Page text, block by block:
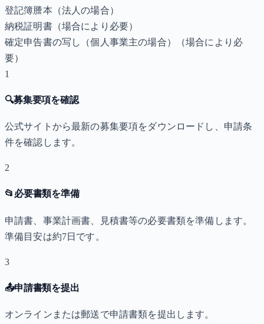
登記簿謄本（法人の場合）
納税証明書（場合により必要）
確定申告書の写し（個人事業主の場合）
（場合により必
要）
1
🔍募集要項を確認
公式サイトから最新の募集要項をダウンロードし、申請条
件を確認します。
2
📂 必要書類を準備
申請書、事業計画書、見積書等の必要書類を準備します。
準備目安は約7日です。
3
📤申請書類を提出
オンラインまたは郵送で申請書類を提出します。